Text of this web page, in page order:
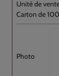
Carton de